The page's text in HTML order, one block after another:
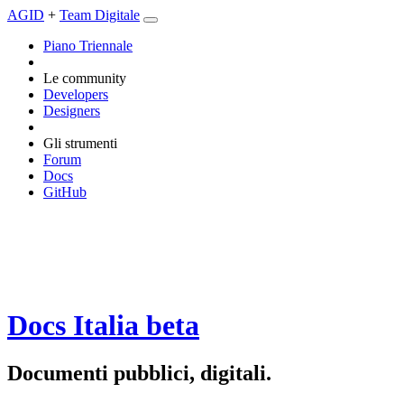
AGID + Team Digitale
Piano Triennale
Le community
Developers
Designers
Gli strumenti
Forum
Docs
GitHub
Docs Italia beta
Documenti pubblici, digitali.